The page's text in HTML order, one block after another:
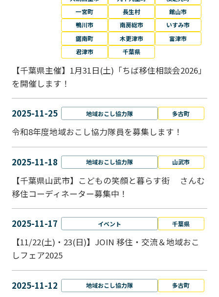
一宮町
長生村
館山市
鴨川市
南房総市
いすみ市
鋸南町
木更津市
富津市
君津市
千葉県
【千葉県主催】1月31日(土)「ちば移住相談会2026」
を開催します！
2025-11-25 地域おこし協力隊 多古町
令和8年度地域おこし協力隊員を募集します！
2025-11-18 地域おこし協力隊 山武市
【千葉県山武市】こどもの笑顔と暮らす街 さんむ
移住コーディネーター募集中！
2025-11-17 イベント 千葉県
【11/22(土)・23(日)】JOIN 移住・交流＆地域おこ
しフェア2025
2025-11-12 地域おこし協力隊 多古町